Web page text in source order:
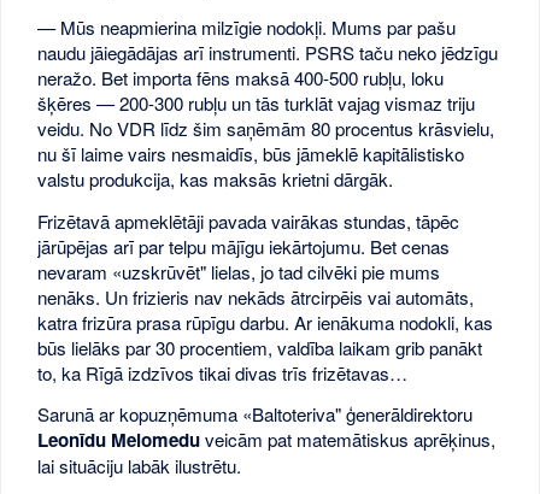
— Mūs neapmierina milzīgie nodokļi. Mums par pašu
naudu jāiegādājas arī instrumenti. PSRS taču neko jēdzīgu
neražo. Bet importa fēns maksā 400-500 rubļu, loku
šķēres — 200-300 rubļu un tās turklāt vajag vismaz triju
veidu. No VDR līdz šim saņēmām 80 procentus krāsvielu,
nu šī laime vairs nesmaidīs, būs jāmeklē kapitālistisko
valstu produkcija, kas maksās krietni dārgāk.
Frizētavā apmeklētāji pavada vairākas stundas, tāpēc
jārūpējas arī par telpu mājīgu iekārtojumu. Bet cenas
nevaram «uzskrūvēt" lielas, jo tad cilvēki pie mums
nenāks. Un frizieris nav nekāds ātrcirpēis vai automāts,
katra frizūra prasa rūpīgu darbu. Ar ienākuma nodokli, kas
būs lielāks par 30 procentiem, valdība laikam grib panākt
to, ka Rīgā izdzīvos tikai divas trīs frizētavas…
Sarunā ar kopuzņēmuma «Baltoteriva" ģenerāldirektoru
Leonīdu Melomeduveicām pat matemātiskus aprēķinus,
lai situāciju labāk ilustrētu.